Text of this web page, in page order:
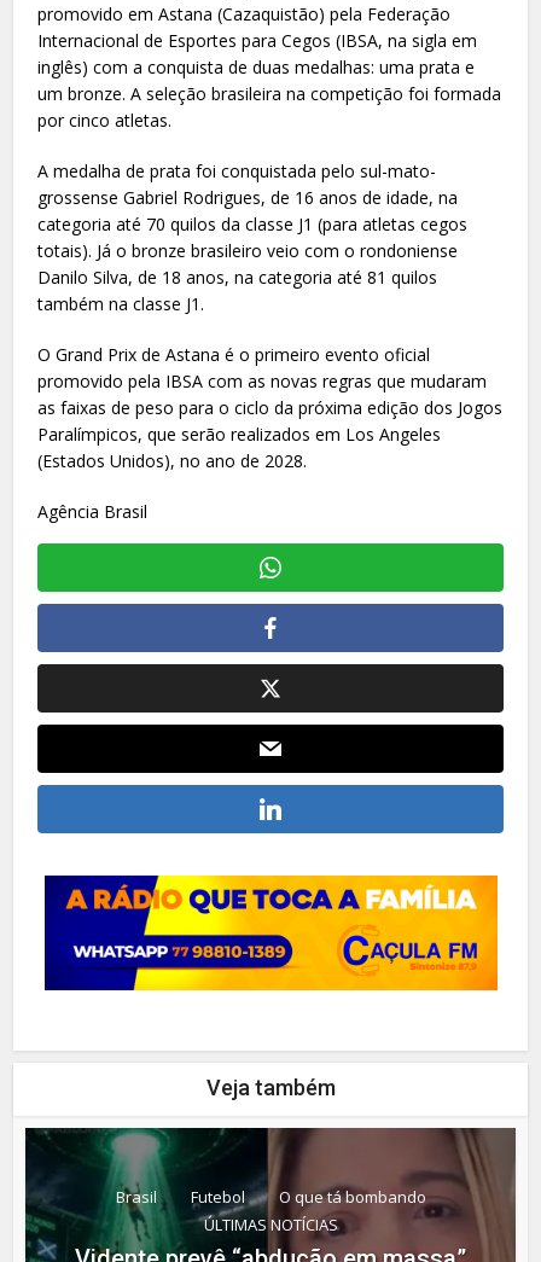
promovido em Astana (Cazaquistão) pela Federação
Internacional de Esportes para Cegos (IBSA, na sigla em
inglês) com a conquista de duas medalhas: uma prata e
um bronze. A seleção brasileira na competição foi formada
por cinco atletas.
A medalha de prata foi conquistada pelo sul-mato-
grossense Gabriel Rodrigues, de 16 anos de idade, na
categoria até 70 quilos da classe J1 (para atletas cegos
totais). Já o bronze brasileiro veio com o rondoniense
Danilo Silva, de 18 anos, na categoria até 81 quilos
também na classe J1.
O Grand Prix de Astana é o primeiro evento oficial
promovido pela IBSA com as novas regras que mudaram
as faixas de peso para o ciclo da próxima edição dos Jogos
Paralímpicos, que serão realizados em Los Angeles
(Estados Unidos), no ano de 2028.
Agência Brasil
Veja também
Brasil Futebol
O que tá bombando
ÚLTIMAS NOTÍCIAS